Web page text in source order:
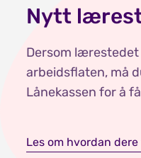
Nytt
Dersom
arbeidsflaten, må
Lånekassen for å
Les om hvordan